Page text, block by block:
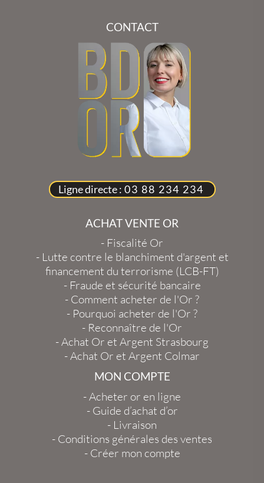
CONTACT
Ligne directe : 03 88 234 234
ACHAT VENTE OR
- Fiscalité Or
- Lutte contre le blanchiment d'argent et
financement du terrorisme (LCB-FT)
- Fraude et sécurité bancaire
- Comment acheter de l'Or ?
- Pourquoi acheter de l'Or ?
- Reconnaître de l'Or
-Achat Or et Argent Strasbourg
-Achat Or et Argent Colmar
MON COMPTE
-Acheter or en ligne
- Guide d’achat d’or
- Livraison
- Conditions générales des ventes
- Créer mon compte